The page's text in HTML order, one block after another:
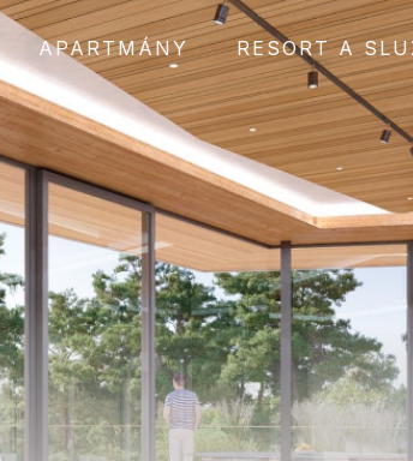
APARTMÁNY RESORT A